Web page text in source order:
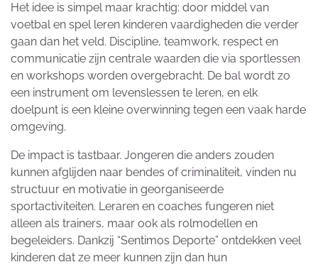
Het idee is simpel maar krachtig: door middel van
voetbal en spel leren kinderen vaardigheden die verder
gaan dan het veld. Discipline, teamwork, respect en
communicatie zijn centrale waarden die via sportlessen
en workshops worden overgebracht. De bal wordt zo
een instrument om levenslessen te leren, en elk
doelpunt is een kleine overwinning tegen een vaak harde
omgeving.
De impact is tastbaar. Jongeren die anders zouden
kunnen afglijden naar bendes of criminaliteit, vinden nu
structuur en motivatie in georganiseerde
sportactiviteiten. Leraren en coaches fungeren niet
alleen als trainers, maar ook als rolmodellen en
begeleiders. Dankzij “Sentimos Deporte” ontdekken veel
kinderen dat ze meer kunnen zijn dan hun